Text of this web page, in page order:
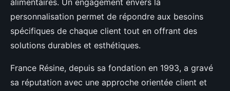
alimentaires. Un engagement envers la
personnalisation permet de répondre aux besoins
spécifiques de chaque client tout en offrant des
solutions durables et esthétiques.
France Résine, depuis sa fondation en 1993, a gravé
sa réputation avec une approche orientée client et